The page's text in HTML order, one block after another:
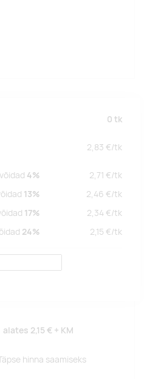
0 tk
2,83 €/tk
võidad 4% 2,71 €/tk
13% 2,46 €/tk
17% 2,34 €/tk
24% 2,15 €/tk
alates 2,15 € + KM
hinna saamiseks